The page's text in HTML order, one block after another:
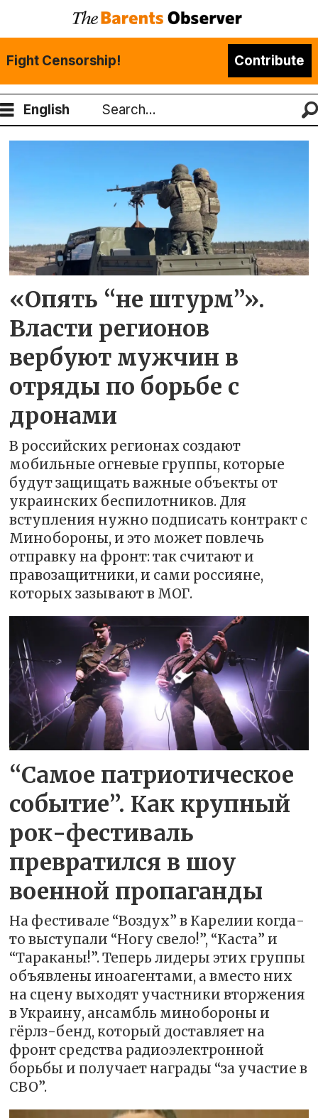
Fight Censorship! Contribute
English
Search
минобороны
россии
«Опять “не штурм”».
Власти регионов
вербуют мужчин в
отряды по борьбе с
дронами
В российских регионах создают
мобильные огневые группы, которые
будут защищать важные объекты от
украинских беспилотников. Для
вступления нужно подписать контракт с
Минобороны, и это может повлечь
отправку на фронт: так считают и
правозащитники, и сами россияне,
которых зазывают в МОГ.
“Самое патриотическое
событие”. Как крупный
рок-фестиваль
превратился в шоу
военной пропаганды
На фестивале “Воздух” в Карелии когда-
то выступали “Ногу свело!”, “Каста” и
“Тараканы!”. Теперь лидеры этих группы
объявлены иноагентами, а вместо них
на сцену выходят участники вторжения
в Украину, ансамбль минобороны и
гёрлз-бенд, который доставляет на
фронт средства радиоэлектронной
борьбы и получает награды “за участие в
СВО”.